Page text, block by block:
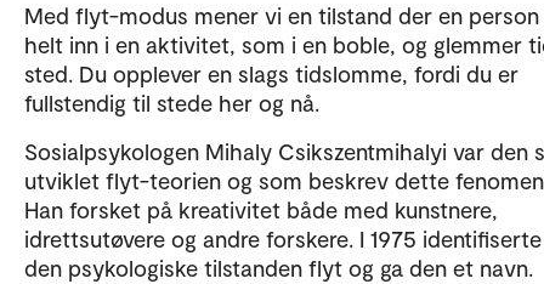
Med flyt-modus mener vi en tilstand der en person
helt inn i en aktivitet, som i en boble, og glemmer
sted. Du opplever en slags tidslomme, fordi du er
fullstendig til stede her og nå.
Sosialpsykologen Mihaly Csikszentmihalyi var den
utviklet flyt-teorien og som beskrev dette
Han forsket på kreativitet både med kunstnere,
idrettsutøvere og andre forskere. I 1975
den psykologiske tilstanden flyt og ga den et navn.